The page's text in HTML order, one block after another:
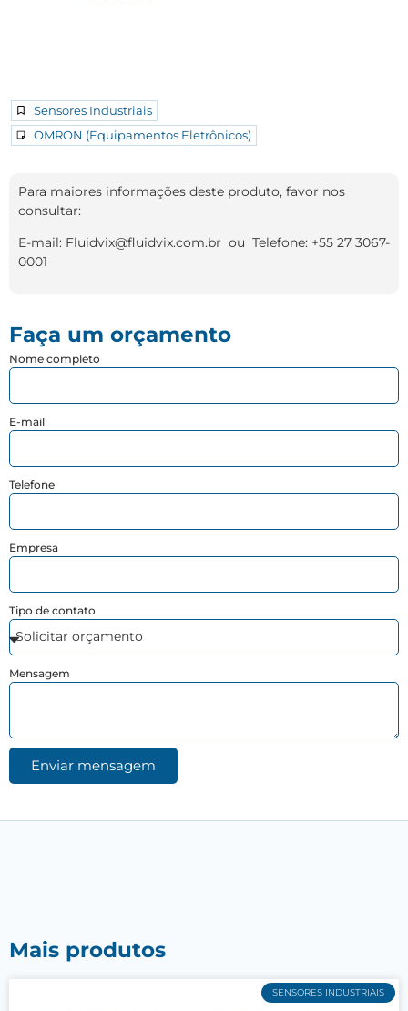
Sensores Industriais
OMRON (Equipamentos Eletrônicos)
Para maiores informações deste produto, favor nos
consultar:
E-mail: Fluidvix@fluidvix.com.br ou Telefone: +55 27 3067-
0001
Faça um orçamento
Nome completo
E-mail
Telefone
Empresa
Tipo de contato
Mensagem
Enviar mensagem
Mais produtos
SENSORES INDUSTRIAIS